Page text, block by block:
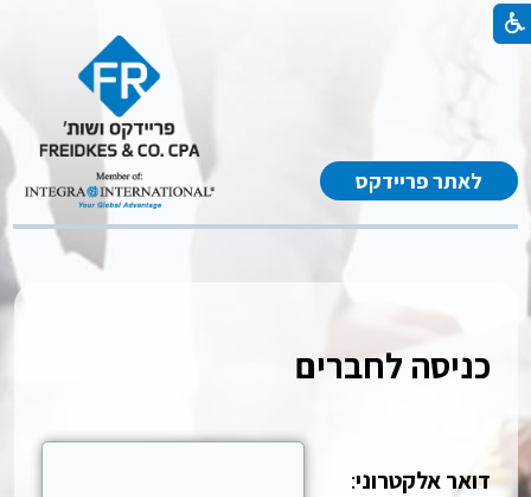
לאתר פריידקס
כניסה לחברים
דואר אלקטרוני: